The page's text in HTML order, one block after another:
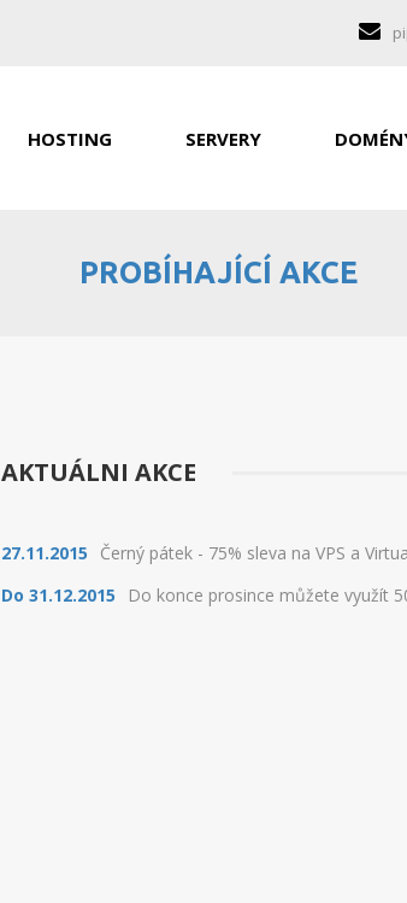
HOSTING SERVERY
PROBÍHAJÍCÍ AKCE
AKTUÁLNI AKCE
27.11.2015
Černý pátek - 75% sleva na VPS a
Do 31.12.2015
Do konce prosince můžete využít